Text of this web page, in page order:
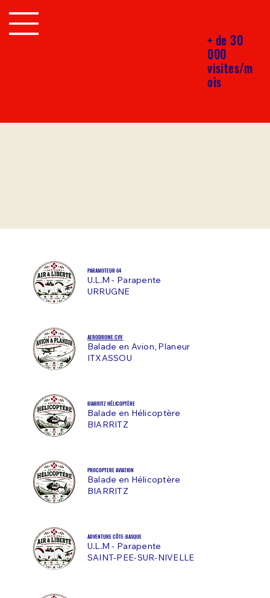
+ de 30
000
visites/m
ois
PARAMOTEUR 64
U.L.M - Parapente
URRUGNE
AERODROME CVV
Balade en Avion, Planeur
ITXASSOU
BIARRITZ HÉLICOPTÈRE
Balade en Hélicoptère
BIARRITZ
PROCOPTERE AVIATION
Balade en Hélicoptère
BIARRITZ
ADVENTURE CÔTE-BASQUE
U.L.M - Parapente
SAINT-PEE-SUR-NIVELLE